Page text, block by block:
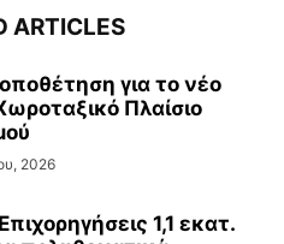
ARTICLES
για το νέο
Πλαίσιο
2026
1,1 εκατ.